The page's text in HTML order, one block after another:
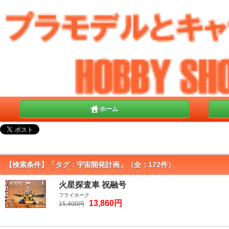
ホーム
【検索条件】「タグ：宇宙開発計画」（全：172件）
火星探査車 祝融号
フライホーク
15,400円 13,860円